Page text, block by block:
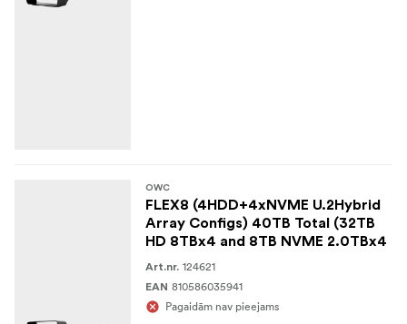
OWC
FLEX8 (4HDD+4xNVME U.2Hybrid
Array Configs) 40TB Total (32TB
HD 8TBx4 and 8TB NVME 2.0TBx4
Art.nr. 124621
EAN 810586035941
Pagaidām nav pieejams